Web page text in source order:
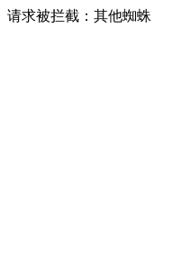
请求被拦截：其他蜘蛛